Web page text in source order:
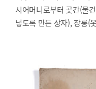
시어머니로부터 곳간(물
넣도록 만든 상자), 장롱(